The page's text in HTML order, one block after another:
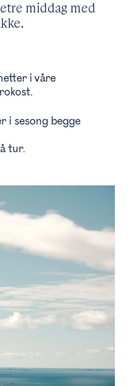
middag med
i våre
i sesong begge
tur.